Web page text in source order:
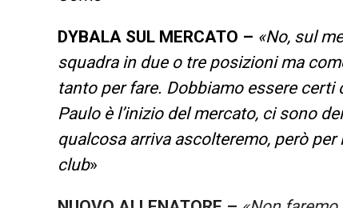
DYBALA SUL MERCATO – «No, sul
squadra in due o tre posizioni ma
tanto per fare. Dobbiamo essere
Paulo è l’inizio del mercato, ci sono
qualcosa arriva ascolteremo, però
club»